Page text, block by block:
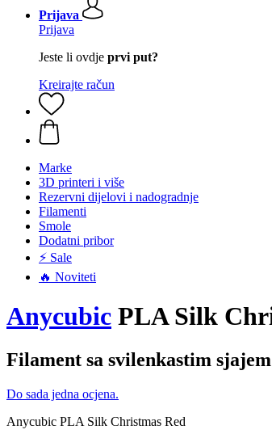
Prijava
Prijava
Jeste li ovdje prvi put?
Kreirajte račun
Marke
3D printeri i više
Rezervni dijelovi i nadogradnje
Filamenti
Smole
Dodatni pribor
⚡ Sale
🔥 Noviteti
Anycubic PLA Silk
Filament sa svilenkastim
Do sada jedna ocjena.
Anycubic PLA Silk Christmas Red